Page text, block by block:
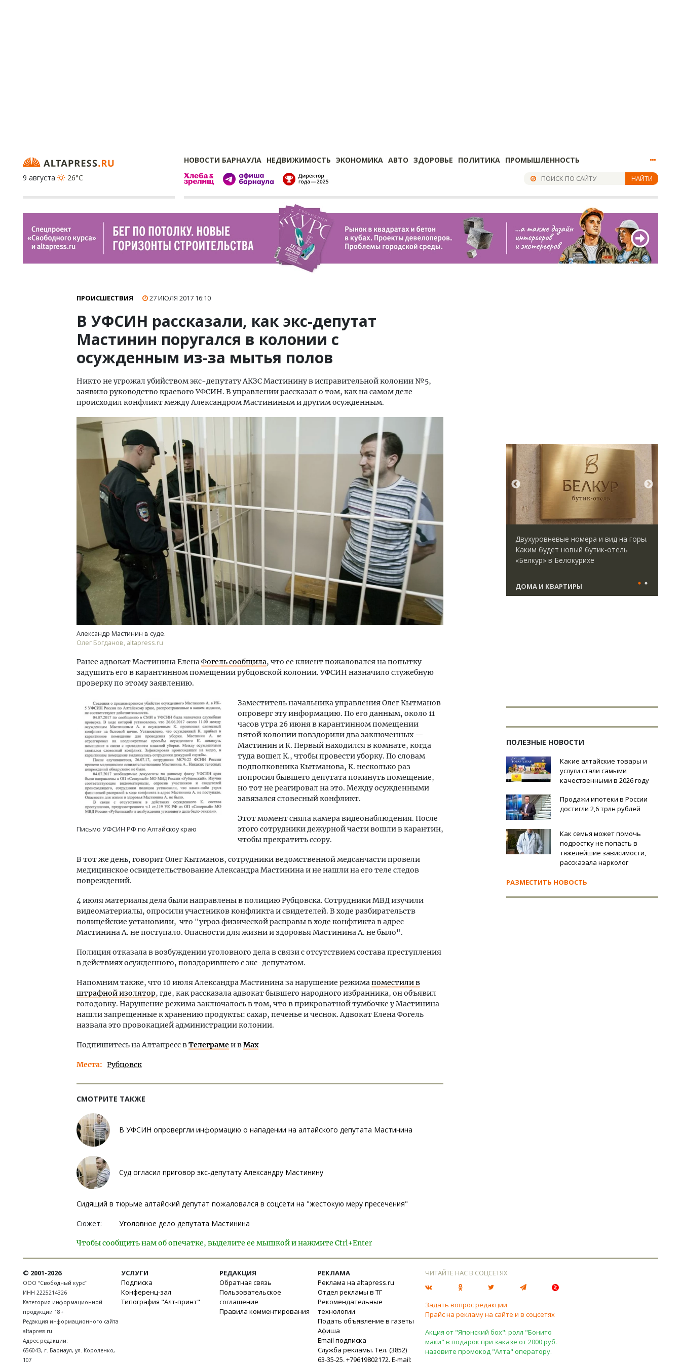
НОВОСТИ БАРНАУЛА НЕДВИЖИМОСТЬ ЭКОНОМИКА АВТО ЗДОРОВЬЕ ПОЛИТИКА ПРОМЫШЛЕННОСТЬ
9 августа
26°C НАЙТИ
ПРОИСШЕСТВИЯ 27 ИЮЛЯ 2017 16:10
В УФСИН рассказали, как экс-депутат
Мастинин поругался в колонии с
осужденным из-за мытья полов
Никто не угрожал убийством экс-депутату АКЗС Мастинину в исправительной колонии №5,
заявило руководство краевого УФСИН. В управлении рассказал о том, как на самом деле
происходил конфликт между Александром Мастининым и другим осужденным.
Александр Мастинин в суде.
Олег Богданов, altapress.ru
Ранее адвокат Мастинина ЕленаФогель сообщила, что ее клиент пожаловался на попытку
задушить его в карантинном помещении рубцовской колонии. УФСИН назначило служебную
проверку по этому заявлению.
Письмо УФСИН РФ по Алтайскоу краю
Заместитель начальника управления Олег Кытманов
опроверг эту информацию. По его данным, около 11
часов утра 26 июня в карантинном помещении
пятой колонии повздорили два заключенных —
Мастинин и К. Первый находился в комнате, когда
туда вошел К., чтобы провести уборку. По словам
подполковника Кытманова, К. несколько раз
попросил бывшего депутата покинуть помещение,
но тот не реагировал на это. Между осужденными
завязался словесный конфликт.
Этот момент сняла камера видеонаблюдения. После
этого сотрудники дежурной части вошли в карантин,
чтобы прекратить ссору.
В тот же день, говорит Олег Кытманов, сотрудники ведомственной медсанчасти провели
медицинское освидетельствование Александра Мастинина и не нашли на его теле следов
повреждений.
4 июля материалы дела были направлены в полицию Рубцовска. Сотрудники МВД изучили
видеоматериалы, опросили участников конфликта и свидетелей. В ходе разбирательств
полицейские установили, что "угроз физической расправы в ходе конфликта в адрес
Мастинина А. не поступало. Опасности для жизни и здоровья Мастинина А. не было".
Полиция отказала в возбуждении уголовного дела в связи с отсутствием состава преступления
в действиях осужденного, повздорившего с экс-депутатом.
Напомним также, что 10 июля Александра Мастинина за нарушение режимапоместили в
штрафной изолятор, где, как рассказала адвокат бывшего народного избранника, он объявил
голодовку. Нарушение режима заключалось в том, что в прикроватной тумбочке у Мастинина
нашли запрещенные к хранению продукты: сахар, печенье и чеснок. Адвокат Елена Фогель
назвала это провокацией администрации колонии.
Подпишитесь на Алтапресс вТелеграмеи вMax
Места Рубцовск
СМОТРИТЕ ТАКЖЕ
В УФСИН опровергли информацию о нападении на алтайского депутата Мастинина
Суд огласил приговор экс-депутату Александру Мастинину
Сидящий в тюрьме алтайский депутат пожаловался в соцсети на "жестокую меру пресечения"
Сюжет: Уголовное дело депутата Мастинина
Чтобы сообщить нам об опечатке, выделите ее мышкой и нажмите Ctrl+Enter
Ищем новые берега. Гендиректор
«Жилищной инициативы» Юрий
Гатилов — о том, как девелоперу
оставаться на плаву, когда рынок
штормит
СТРОИТЕЛЬСТВО
Двухуровневые номера и вид на горы.
Каким будет новый бутик-отель
«Белкур» в Белокурихе
ДОМА И КВАРТИРЫ
ПОЛЕЗНЫЕ НОВОСТИ
Какие алтайские товары и
услуги стали самыми
качественными в 2026 году
Продажи ипотеки в России
достигли 2,6 трлн рублей
Как семья может помочь
подростку не попасть в
тяжелейшие зависимости,
рассказала нарколог
РАЗМЕСТИТЬ НОВОСТЬ
© 2001-2026
ООО “Свободный курс”
ИНН 2225214326
Категория информационной
продукции 18+
Редакция информационного сайта
altapress.ru
Адрес редакции:
656043, г. Барнаул, ул. Короленко,
107
УСЛУГИ
Подписка
Конференц-зал
Типография "Алт-принт"
РЕДАКЦИЯ
Обратная связь
Пользовательское
соглашение
Правила комментирования
РЕКЛАМА
Реклама на altapress.ru
Отдел рекламы в ТГ
Рекомендательные
технологии
Подать объявление в газеты
Афиша
Email подписка
Служба рекламы. Тел. (3852)
63-35-25, +79619802172. E-mail:
ЧИТАЙТЕ НАС В СОЦСЕТЯХ
Задать вопрос редакции
Прайс на рекламу на сайте и в соцсетях
Акция от "Японский бох": ролл "Бонито
маки" в подарок при заказе от 2000 руб.
назовите промокод "Алта" оператору.